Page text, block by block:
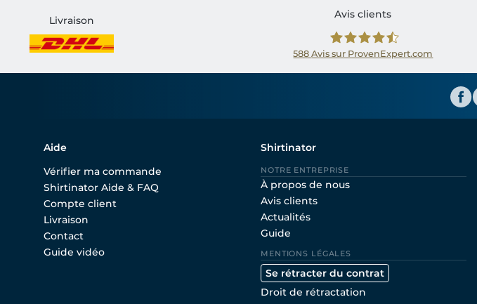
Livraison
Avis clients
588Avis sur ProvenExpert.com
Aide
Vérifier ma commande
Shirtinator Aide & FAQ
Compte client
Livraison
Contact
Guide vidéo
Shirtinator
NOTRE ENTREPRISE
À propos de nous
Avis clients
Actualités
Guide
MENTIONS LÉGALES
Se rétracter du contrat
Droit de rétractation